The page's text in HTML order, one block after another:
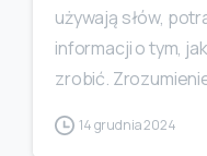
używają słów,
informacji o tym,
zrobić.
14 grudnia 2024